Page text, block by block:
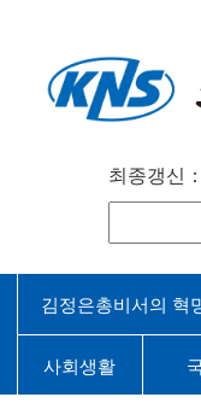
최종갱신
김정은총비서의 혁
사회생활